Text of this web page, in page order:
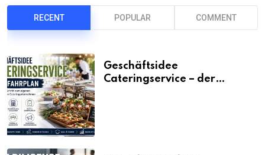
RECENT POPULAR COMMENT
Geschäftsidee
Cateringservice – der